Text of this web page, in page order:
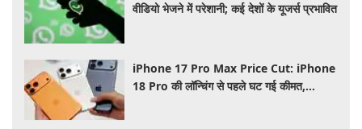
वीडियो भेजने में परेशानी; कई देशों के यूजर्स प्रभावित
iPhone 17 Pro Max Price Cut: iPhone
18 Pro की लॉन्चिंग से पहले घट गई कीमत,